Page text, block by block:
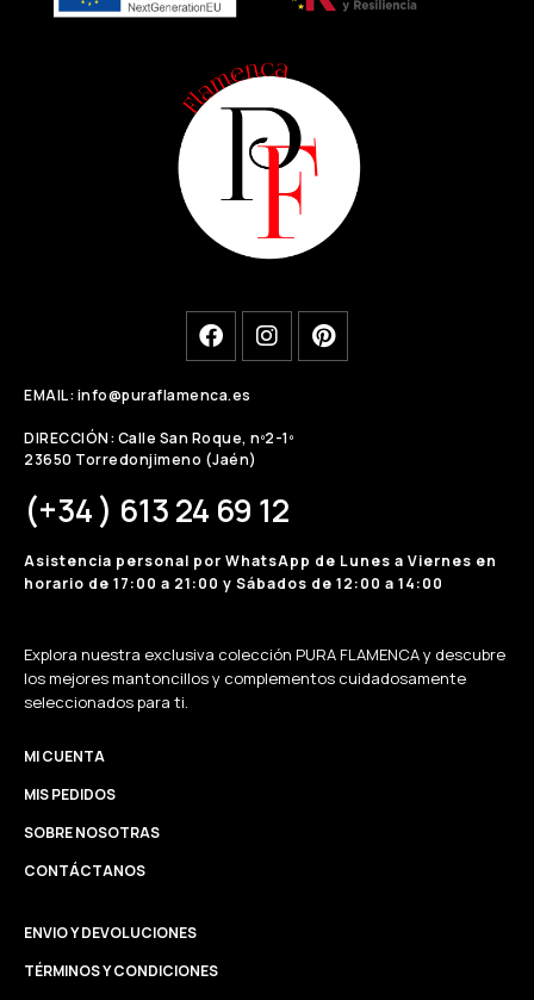
EMAIL: info@puraflamenca.es
DIRECCIÓN: Calle San Roque, nº2-1º
23650 Torredonjimeno (Jaén)
(+34 ) 613 24 69 12
Asistencia personal por WhatsApp de Lunes a Viernes en
horario de 17:00 a 21:00 y Sábados de 12:00 a 14:00
Explora nuestra exclusiva colección PURA FLAMENCA y descubre
los mejores mantoncillos y complementos cuidadosamente
seleccionados para ti.
MI CUENTA
MIS PEDIDOS
SOBRE NOSOTRAS
CONTÁCTANOS
ENVIO Y DEVOLUCIONES
TÉRMINOS Y CONDICIONES